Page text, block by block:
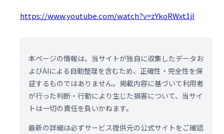
https://www.youtube.com/watch?v=zYkoRWxt1jI
本ページの情報は、当サイトが独自に収集したデータお
よびAIによる自動整理を含むため、正確性・完全性を保
証するものではありません。掲載内容に基づいて利用者
が行った判断・行動により生じた損害について、当サイ
トは一切の責任を負いかねます。
最新の詳細は必ずサービス提供元の公式サイトをご確認